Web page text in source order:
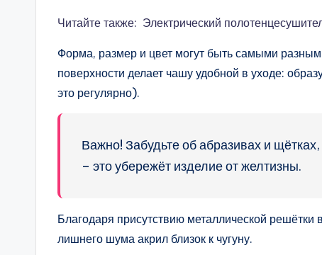
Читайте также: Электрический
Форма, размер и цвет могут быть самыми
поверхности делает чашу удобной в уходе:
это регулярно).
Важно! Забудьте об абразивах и
– это убережёт изделие от желтизны.
Благодаря присутствию металлической решётки
лишнего шума акрил близок к чугуну.